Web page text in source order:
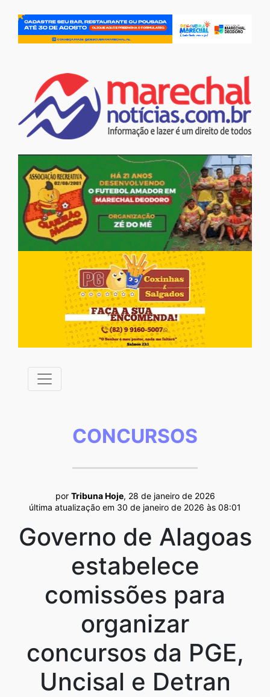
CONCURSOS
por Tribuna Hoje, 28 de janeiro de 2026
última atualização em 30 de janeiro de 2026 às 08:01
Governo de Alagoas
estabelece
comissões para
organizar
concursos da PGE,
Uncisal e Detran